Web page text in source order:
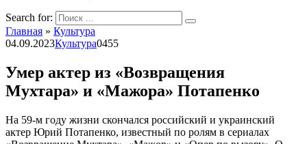
Search for:
Главная » Культура
04.09.2023Культура0455
Умер актер из «Возвращения
Мухтара» и «Мажора» Потапенко
На 59-м году жизни скончался российский и украинский
актер Юрий Потапенко, известный по ролям в сериалах